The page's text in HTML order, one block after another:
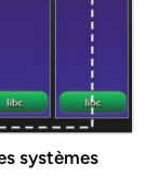
systèmes